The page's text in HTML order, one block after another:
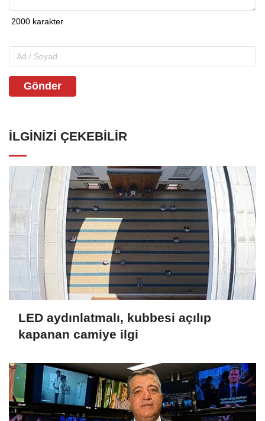
Gönder
İLGINIZI ÇEKEBILIR
LED aydınlatmalı, kubbesi açılıp
kapanan camiye ilgi